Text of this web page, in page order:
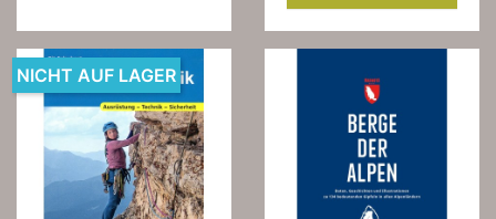
NICHT AUF LAGER